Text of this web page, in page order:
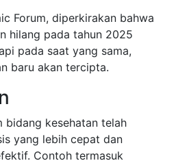
Forum, diperkirakan bahwa
hilang pada tahun 2025
pada saat yang sama,
baru akan tercipta.
bidang kesehatan telah
yang lebih cepat dan
Contoh termasuk